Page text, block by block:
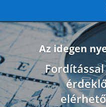
Az idegen